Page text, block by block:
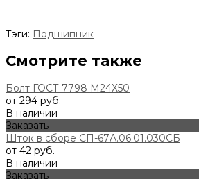
Тэги: Подшипник
Смотрите также
Болт ГОСТ 7798 М24Х50
от 294 руб.
В наличии
Заказать
Шток в сборе СП-67А.06.01.030СБ
от 42 руб.
В наличии
Заказать